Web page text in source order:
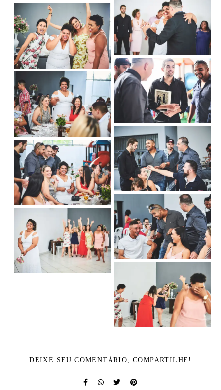
DEIXE SEU COMENTÁRIO, COMPARTILHE!